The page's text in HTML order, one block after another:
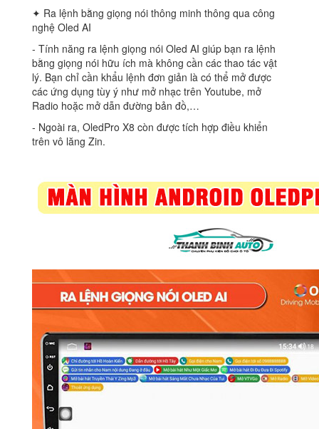
✦ Ra lệnh bằng giọng nói thông minh thông qua công
nghệ Oled AI
‐ Tính năng ra lệnh giọng nói Oled AI giúp bạn ra lệnh
bằng giọng nói hữu ích mà không cần các thao tác vật
lý. Bạn chỉ cần khẩu lệnh đơn giản là có thể mở được
các ứng dụng tùy ý như mở nhạc trên Youtube, mở
Radio hoặc mở dẫn đường bản đồ,…
‐ Ngoài ra, OledPro X8 còn được tích hợp điều khiển
trên vô lăng Zin.